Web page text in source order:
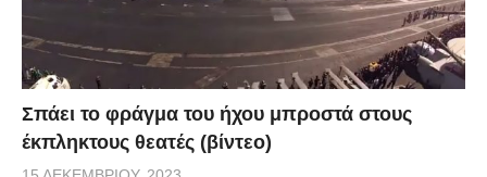
Σπάει το φράγμα του ήχου μπροστά στους
έκπληκτους θεατές (βίντεο)